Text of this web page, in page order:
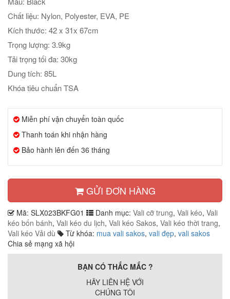
Chất liệu: Nylon, Polyester, EVA, PE
Kích thước: 42 x 31x 67cm
Trọng lượng: 3.9kg
Tải trọng tối đa: 30kg
Dung tích: 85L
Khóa tiêu chuẩn TSA
Miễn phí vận chuyển toàn quốc
Thanh toán khi nhận hàng
Bảo hành lên đến 36 tháng
GỬI ĐƠN HÀNG
Mã: SLX023BKFG01 Danh mục: Vali cỡ trung, Vali kéo, Vali
kéo bốn bánh, Vali kéo du lịch, Vali kéo Sakos, Vali kéo thời trang,
Vali kéo Vải dù
Từ khóa: mua vali sakos, vali đẹp, vali sakos
Chia sẻ mạng xã hội
BẠN CÓ THẮC MẮC ?
HÃY LIÊN HỆ VỚI
CHÚNG TÔI